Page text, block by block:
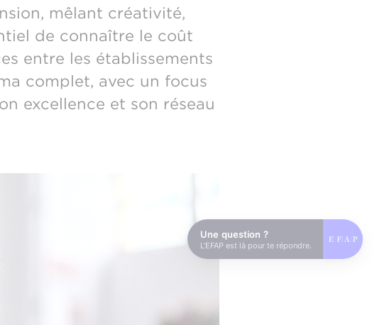
mêlant créativité,
de connaître le coût
entre les établissements
complet, avec un focus
excellence et son réseau
Une question ?
L'EFAP est là pour te répondre.